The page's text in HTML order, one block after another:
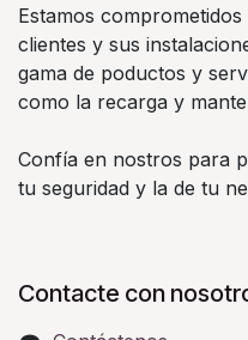
Estamos
clientes y sus
gama de poductos y
como la recarga y
Confía en nostros para
tu seguridad y la de tu
Contacte con